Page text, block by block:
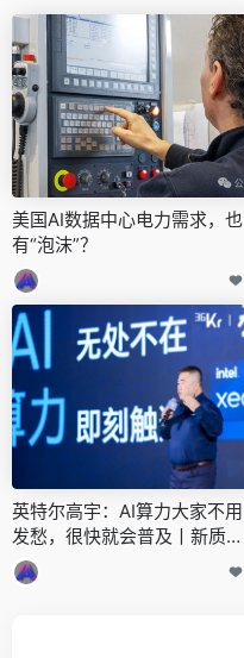
美国AI数据中心电力需求，也
有“泡沫”？
英特尔高宇：AI算力大家不用
发愁，很快就会普及丨新质生
产力·AI Partner大会